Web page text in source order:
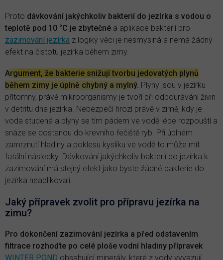
Proto dávkování jakýchkoliv bakterií do jezírka s vodou o
teplotě pod 10 °C je zbytečné a aplikace bakterií pro
zazimování jezírka z logiky věci je nesmyslná a nemá žádný
efekt na čistotu jezírka během zimy.
Argument, že bakterie snižují tvorbu jedovatých plynů
během zimy je úplně chybný a mylný. Plyny jsou v jezírku
přítomny, právě mikroorganismy je tvoří při odbourávání živin
v detritu dna jezírka. Nebezpečí hrozí právě v zimě, kdy je
voda studená a plyny se tím pádem ve vodě lépe rozpouští a
snáze se dostanou do krevního řečiště ryb. Při úplném
zamrznutí hladiny a poklesu kyslíku ve vodě to může mít
fatální následky. Dávkování jakýchkoliv bakterií do jezírka k
zazimování má stejný efekt jako byste žádné bakterie do
jezírka neaplikovali.
Jaký přípravek zvolit pro přípravu jezírka na
zimu?
Pro dokončení zazimování jezírka a před odstavením
filtrace rozhoďte po celé ploše vodní hladiny přípravek
WINTER POND obsahující minerály, které z vody vyvazují